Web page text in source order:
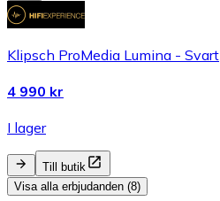
Klipsch ProMedia Lumina - Svart
4 990 kr
I lager
Till butik
Visa alla erbjudanden (8)